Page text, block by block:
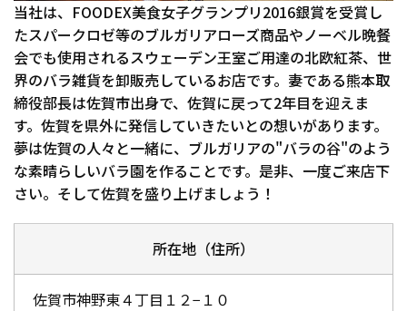
当社は、FOODEX美食女子グランプリ2016銀賞を受賞し
たスパークロゼ等のブルガリアローズ商品やノーベル晩餐
会でも使用されるスウェーデン王室ご用達の北欧紅茶、世
界のバラ雑貨を卸販売しているお店です。妻である熊本取
締役部長は佐賀市出身で、佐賀に戻って2年目を迎えま
す。佐賀を県外に発信していきたいとの想いがあります。
夢は佐賀の人々と一緒に、ブルガリアの"バラの谷"のよう
な素晴らしいバラ園を作ることです。是非、一度ご来店下
さい。そして佐賀を盛り上げましょう！
所在地（住所）
佐賀市神野東４丁目１２−１０